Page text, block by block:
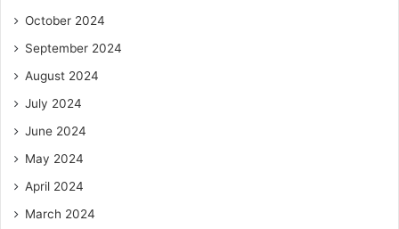
October 2024
September 2024
August 2024
July 2024
June 2024
May 2024
April 2024
March 2024